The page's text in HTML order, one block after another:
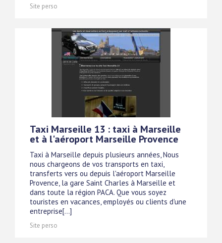
Site perso
Taxi Marseille 13 : taxi à Marseille
et à l'aéroport Marseille Provence
Taxi à Marseille depuis plusieurs années, Nous
nous chargeons de vos transports en taxi,
transferts vers ou depuis l'aéroport Marseille
Provence, la gare Saint Charles à Marseille et
dans toute la région PACA. Que vous soyez
touristes en vacances, employés ou clients d'une
entreprise[...]
Site perso